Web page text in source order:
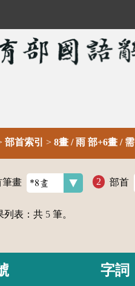
部首索引 > 8畫 / 雨 部+6畫 / 需
筆畫 部首
列表：共 5 筆。
字詞